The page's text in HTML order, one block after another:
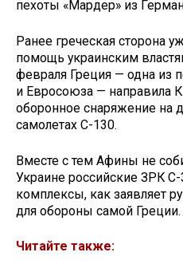
пехоты «Мардер» из
Ранее греческая сторона
помощь украинским
февраля Греция — одна из
и Евросоюза — направила
оборонное снаряжение на
самолетах С-130.
Вместе с тем Афины не
Украине российские ЗРК С-
комплексы, как заявляет
для обороны самой Греции.
Читайте также: